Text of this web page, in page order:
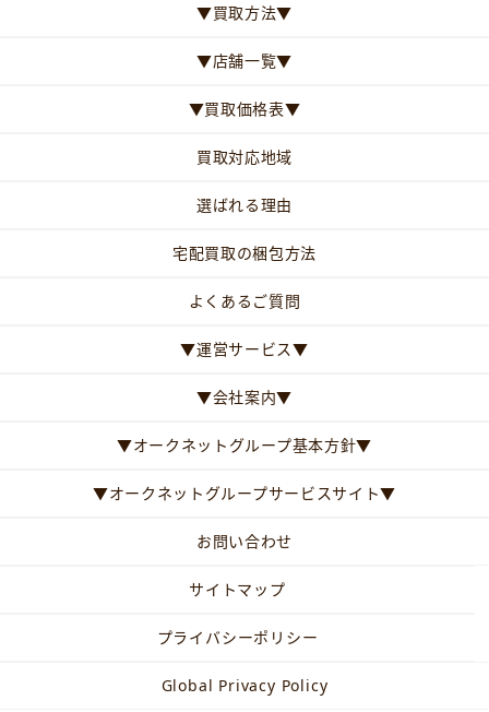
▼買取方法▼
▼店舗一覧▼
▼買取価格表▼
買取対応地域
選ばれる理由
宅配買取の梱包方法
よくあるご質問
▼運営サービス▼
▼会社案内▼
▼オークネットグループ基本方針▼
▼オークネットグループサービスサイト▼
お問い合わせ
サイトマップ
プライバシーポリシー
Global Privacy Policy